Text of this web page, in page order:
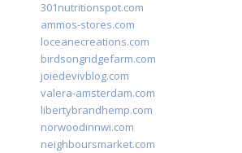
301nutritionspot.com
ammos-stores.com
loceanecreations.com
birdsongridgefarm.com
joiedevivblog.com
valera-amsterdam.com
libertybrandhemp.com
norwoodinnwi.com
neighboursmarket.com